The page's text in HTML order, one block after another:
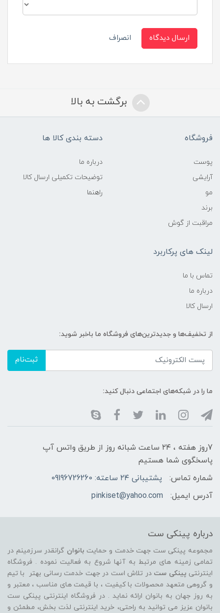
ارسال دیدگاه انصراف
برگشت به بالا
فروشگاه
پوست
آرایشی
مو
برند
مراقبت از گوش
دسته بندی کالا ها
درباره ما
توضیحات تکمیلی ارسال کالا
راهنما
لینک های پرکاربرد
تماس با ما
درباره ما
ارسال کالا
از تخفیف‌ها و جدیدترین‌های فروشگاه ما باخبر شوید:
ثبت‌نام
ما را در شبکه‌های اجتماعی دنبال کنید:
7روز هفته ، ۲۴ ساعت شبانه‌ روز از طریق واتس آپ
پاسخگوی شما هستیم
شماره تماس:
پشتیبانی ۲۴ ساعته: 09196726260
آدرس ایمیل:
pinkiset@yahoo.com
درباره پینکی ست
مجموعه پینکی ست جهت خدمت و حمایت بانوان گرانقدر سرزمینم در
تمامی زمینه های مرتبط به آنها شروع به فعالیت نموده . فروشگاه
اینترنتی پینکی ست در تلاش است در جهت خدمت رسانی بهتر با تیم
و گروهی متعهد محصولات با کیفیت ، با قیمت های مناسب ، معتبر و
به روز جهان به بانوان ارائه نماید . در فروشگاه اینترنتی پینکی ست
بانوان عزیز می توانيد به راحتی، خرید اینترنتی لذت بخش، مطمئن و